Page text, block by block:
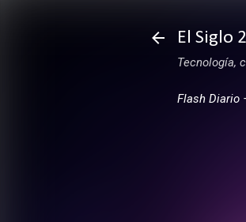
El Siglo
Tecnología,
Flash Diario